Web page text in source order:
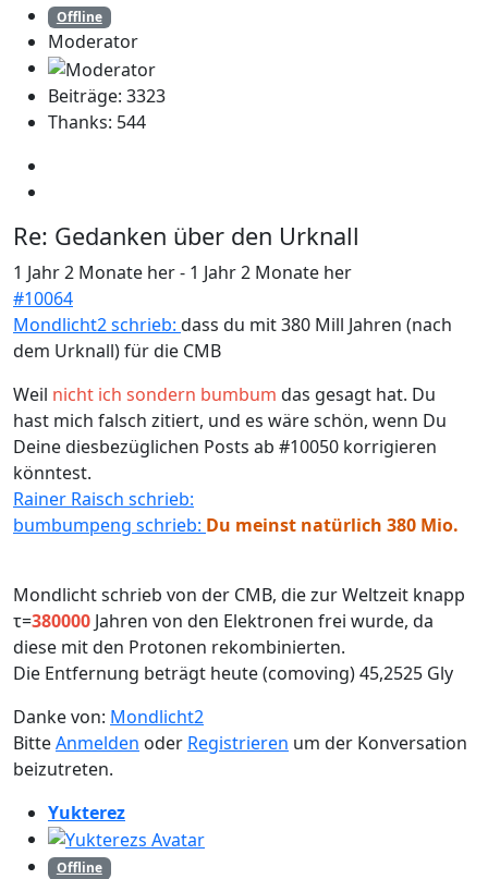
Offline
Moderator
Beiträge: 3323
Thanks: 544
Re: Gedanken über den Urknall
1 Jahr 2 Monate her- 1 Jahr 2 Monate her
#10064
Mondlicht2 schrieb: dass du mit 380 Mill Jahren (nach
dem Urknall) für die CMB
Weil nicht ich sondern bumbum das gesagt hat. Du
hast mich falsch zitiert, und es wäre schön, wenn Du
Deine diesbezüglichen Posts ab #10050 korrigieren
könntest.
Rainer Raisch schrieb:
bumbumpeng schrieb: Du meinst natürlich 380 Mio.
Mondlicht schrieb von der CMB, die zur Weltzeit knapp
τ=380000 Jahren von den Elektronen frei wurde, da
diese mit den Protonen rekombinierten.
Die Entfernung beträgt heute (comoving) 45,2525 Gly
Danke von: Mondlicht2
BitteAnmelden oder Registrieren um der Konversation
beizutreten.
Yukterez
Offline